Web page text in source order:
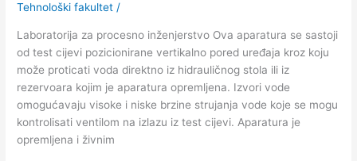
Tehnološki fakultet /
Laboratorija za procesno inženjerstvo Ova aparatura se sastoji
od test cijevi pozicionirane vertikalno pored uređaja kroz koju
može proticati voda direktno iz hidrauličnog stola ili iz
rezervoara kojim je aparatura opremljena. Izvori vode
omogućavaju visoke i niske brzine strujanja vode koje se mogu
kontrolisati ventilom na izlazu iz test cijevi. Aparatura je
opremljena i živnim
Armfield
House,
Engleska